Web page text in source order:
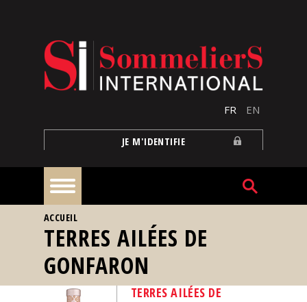
FR EN
JE M'IDENTIFIE
À
la
une
Reportages
VOUS ÊTES ICI
ACCUEIL
TERRES AILÉES DE
GONFARON
TERRES AILÉES DE